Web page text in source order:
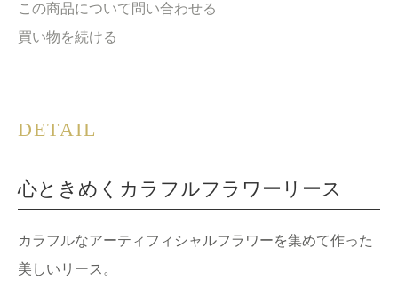
この商品について問い合わせる
買い物を続ける
DETAIL
心ときめくカラフルフラワーリース
カラフルなアーティフィシャルフラワーを集めて作った
美しいリース。